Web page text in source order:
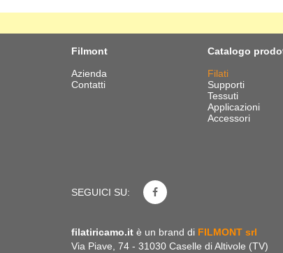
Filmont
Azienda
Contatti
Catalogo
Filati
Supporti
Tessuti
Applicazioni
Accessori
SEGUICI SU:
filatiricamo.it è un brand di FILMONT srl
Via Piave, 74 - 31030 Caselle di Altivole (TV)